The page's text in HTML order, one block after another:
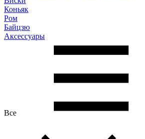
Коньяк
Ром
Байцзю
Аксессуары
Все